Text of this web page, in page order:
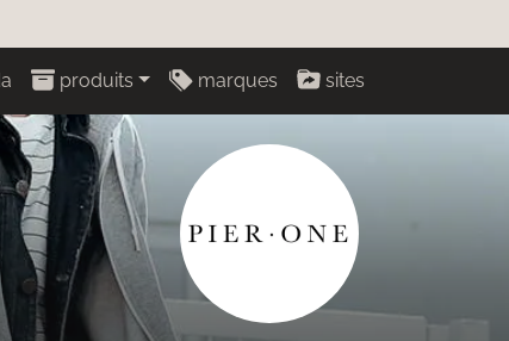
produits marques sites